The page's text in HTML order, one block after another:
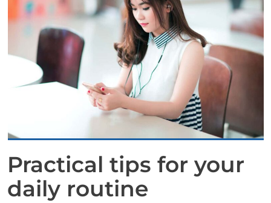
Practical tips for your
daily routine